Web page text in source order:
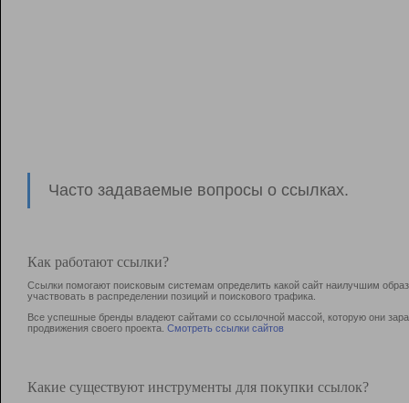
Часто задаваемые вопросы о ссылках.
Как работают ссылки?
Ссылки помогают поисковым системам определить какой сайт наилучшим
участвовать в раcпределении позиций и поискового трафика.
Все успешные бренды владеют сайтами со ссылочной массой, которую они
продвижения своего проекта. Смотреть ссылки сайтов
Какие существуют инструменты для покупки ссылок?